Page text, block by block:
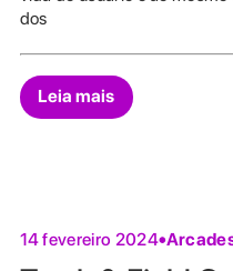
dos
Leia mais
14 fevereiro 2024